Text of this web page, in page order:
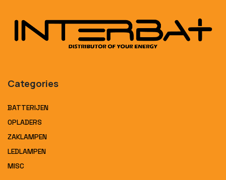
Categories
BATTERIJEN
OPLADERS
ZAKLAMPEN
LEDLAMPEN
MISC